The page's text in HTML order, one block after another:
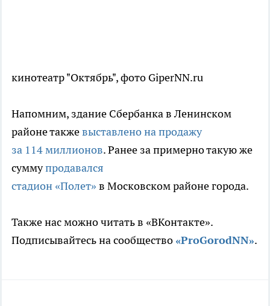
кинотеатр "Октябрь", фото GiperNN.ru
Напомним, здание Сбербанка в Ленинском
районе такжевыставлено на продажу
за 114 миллионов. Ранее за примерно такую же
суммупродавался
стадион «Полет» в Московском районе города.
Также нас можно читать в «ВКонтакте».
Подписывайтесь на сообщество «ProGorodNN».